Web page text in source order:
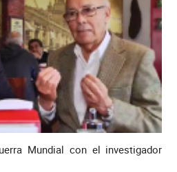
Mundial con el investigador